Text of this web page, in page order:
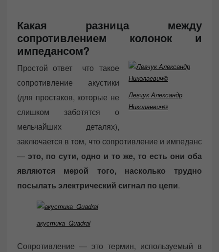
Какая разница между
сопротивлением колонок и
импедансом?
Левчук Александр
Николаевич©
Простой ответ что такое
сопротивление акустики
(для простаков, которые не
слишком заботятся о
мельчайших деталях),
заключается в том, что сопротивление и импеданс
— это, по сути, одно и то же, то есть они оба
являются мерой того, насколько трудно
посылать электрический сигнал по цепи.
акустика_Quadral
Сопротивление — это термин, используемый в